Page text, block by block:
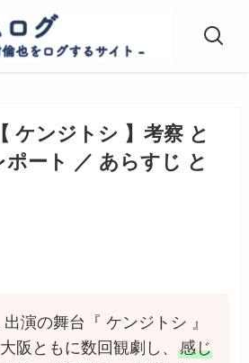
ケンジトシ 】考察 と
ポート ／ あらすじ と
演の舞台『 ケンジトシ 』
阪ともに数回観劇し、 感じ